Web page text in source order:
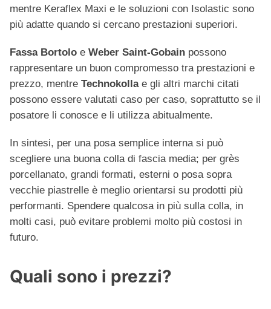
mentre Keraflex Maxi e le soluzioni con Isolastic sono
più adatte quando si cercano prestazioni superiori.
Fassa Bortolo e Weber Saint-Gobain possono
rappresentare un buon compromesso tra prestazioni e
prezzo, mentre Technokollae gli altri marchi citati
possono essere valutati caso per caso, soprattutto se il
posatore li conosce e li utilizza abitualmente.
In sintesi, per una posa semplice interna si può
scegliere una buona colla di fascia media; per grès
porcellanato, grandi formati, esterni o posa sopra
vecchie piastrelle è meglio orientarsi su prodotti più
performanti. Spendere qualcosa in più sulla colla, in
molti casi, può evitare problemi molto più costosi in
futuro.
Quali sono i prezzi?